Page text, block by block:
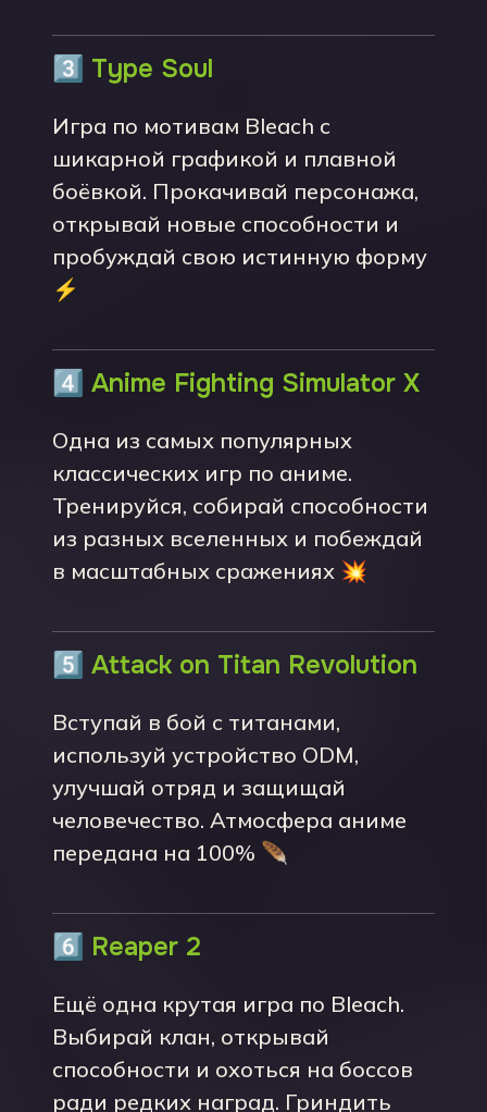
3️⃣ Type Soul
Игра по мотивам Bleach с
шикарной графикой и плавной
боёвкой. Прокачивай персонажа,
открывай новые способности и
пробуждай свою истинную форму
⚡
4️⃣ Anime Fighting Simulator X
Одна из самых популярных
классических игр по аниме.
Тренируйся, собирай способности
из разных вселенных и побеждай
в масштабных сражениях 💥
5️⃣ Attack on Titan Revolution
Вступай в бой с титанами,
используй устройство ODM,
улучшай отряд и защищай
человечество. Атмосфера аниме
передана на 100% 🪶
6️⃣ Reaper 2
Ещё одна крутая игра по Bleach.
Выбирай клан, открывай
способности и охоться на боссов
ради редких наград. Гриндить